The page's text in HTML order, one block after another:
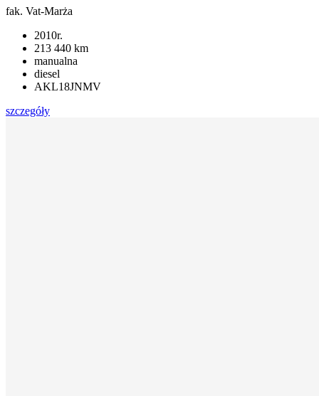
fak. Vat-Marża
2010r.
213 440 km
manualna
diesel
AKL18JNMV
szczegóły